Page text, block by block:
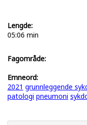
Lengde:
05:06 min
Fagområde:
Emneord:
2021 grunnleggende
patologi pneumoni